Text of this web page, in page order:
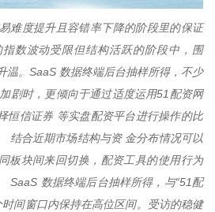
难度提升且容错率下降的阶段里的保证
数波动受限但结构活跃的阶段中，围
温。SaaS 数据终端后台抽样所得，不少
剧时，更倾向于通过适度运用51配资网
恒信证券 等实盘配资平台进行操作的比
结合近期市场结构与资 金分布情况可以
板块间来回切换，配资工具的使用行为
SaaS 数据终端后台抽样所得，与“51配
间窗口内保持在高位区间。受访的稳健